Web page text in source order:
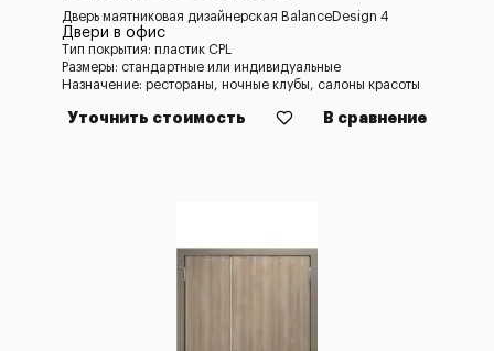
Дверь маятниковая дизайнерская BalanceDesign 4
Двери в офис
Тип покрытия: пластик CPL
Размеры: стандартные или индивидуальные
Назначение: рестораны, ночные клубы, салоны красоты
Уточнить стоимость В сравнение